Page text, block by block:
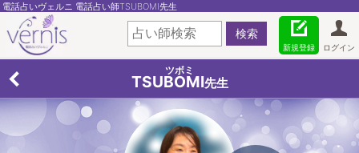
電話占いヴェルニ 電話占い師TSUBOMI先生
ログイン
新規登録
ツボミ
TSUBOMI先生